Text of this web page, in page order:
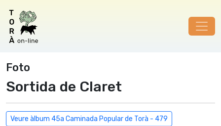
Foto
Sortida de Claret
Veure àlbum 45a Caminada Popular de Torà - 479